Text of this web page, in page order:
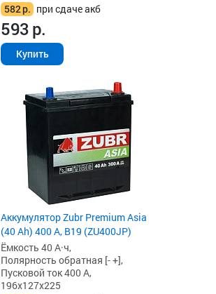
582р. при сдаче акб
593р.
Купить
Аккумулятор Zubr Premium Asia
(40 Ah) 400 А, B19 (ZU400JP)
Ёмкость 40 А·ч,
Полярность обратная [- +],
Пусковой ток 400 А,
196x127x225